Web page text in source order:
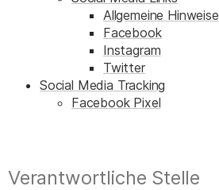
Allgemeine Hinweise
Facebook
Instagram
Twitter
Social Media Tracking
Facebook Pixel
Verantwortliche Stelle